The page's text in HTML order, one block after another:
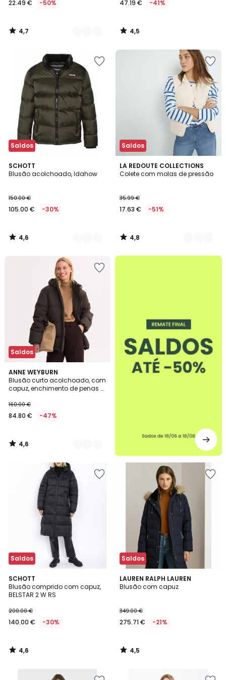
em
de
44.99
desconto
aplicado.
22.49 € -50%
4,7
/
47.19 € -41%
4,5
/
Saldos
SCHOTT
Blusão acolchoado, Idahow
150.00 €
105.00 € -30%
4,6
/ 5
2
Cores
4,6
/
Saldos
LA REDOUTE COLLECTIONS
Colete com molas de pressão
35.99 €
17.63 € -51%
4,8
/ 5
3
Cores
4,8
/
Saldos
ANNE WEYBURN
Blusão curto acolchoado, com
capuz, enchimento de penas e
160.00 €
84.80 € -47%
4,6
/ 5
2
Cores
4,6
/
até
Saldos
SCHOTT
Blusão comprido com capuz,
BELSTAR 2 W RS
200.00 €
140.00 € -30%
4,6
/ 5
4,6
/
Saldos
LAUREN RALPH LAUREN
Blusão com capuz
349.00 €
275.71 € -21%
4,5
/ 5
4,5
/